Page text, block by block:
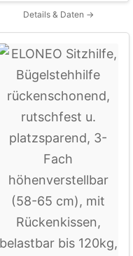
Details & Daten →